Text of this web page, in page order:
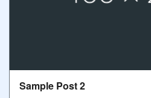
Sample Post 2